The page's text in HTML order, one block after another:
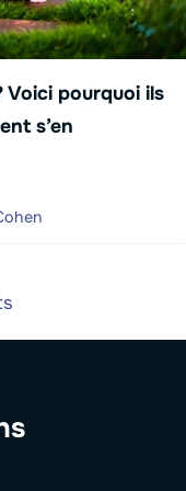
Voici pourquoi ils
s’en